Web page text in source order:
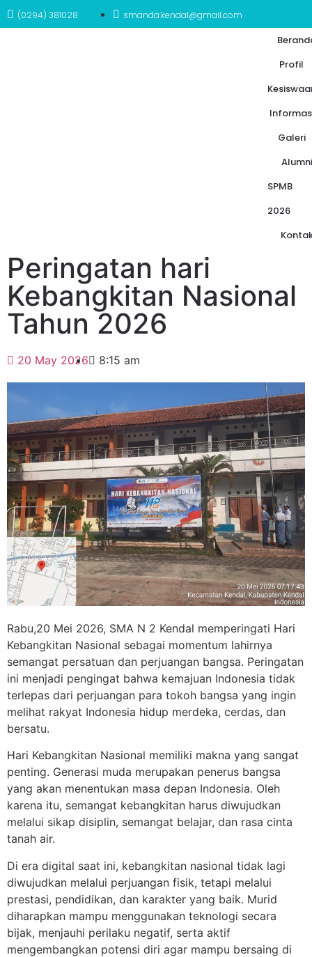
(0294) 381028 smanda.kendal@gmail.com
Profil
Galeri
Alumni
SPMB
2026
Peringatan hari
Kebangkitan Nasional
Tahun 2026
20 May 2026 8:15 am
Rabu,20 Mei 2026, SMA N 2 Kendal memperingati Hari
Kebangkitan Nasional sebagai momentum lahirnya
semangat persatuan dan perjuangan bangsa. Peringatan
ini menjadi pengingat bahwa kemajuan Indonesia tidak
terlepas dari perjuangan para tokoh bangsa yang ingin
melihat rakyat Indonesia hidup merdeka, cerdas, dan
bersatu.
Hari Kebangkitan Nasional memiliki makna yang sangat
penting. Generasi muda merupakan penerus bangsa
yang akan menentukan masa depan Indonesia. Oleh
karena itu, semangat kebangkitan harus diwujudkan
melalui sikap disiplin, semangat belajar, dan rasa cinta
tanah air.
Di era digital saat ini, kebangkitan nasional tidak lagi
diwujudkan melalui perjuangan fisik, tetapi melalui
prestasi, pendidikan, dan karakter yang baik. Murid
diharapkan mampu menggunakan teknologi secara
bijak, menjauhi perilaku negatif, serta aktif
mengembangkan potensi diri agar mampu bersaing di